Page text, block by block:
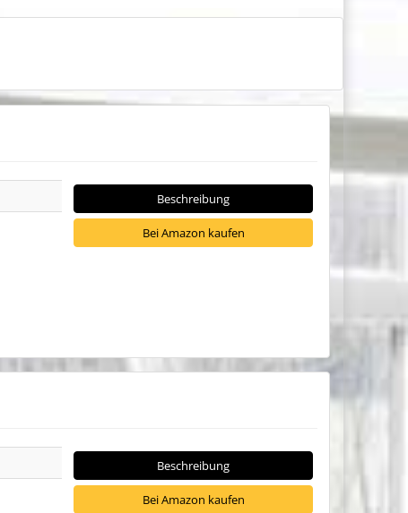
Beschreibung
Bei Amazon kaufen
Beschreibung
Bei Amazon kaufen